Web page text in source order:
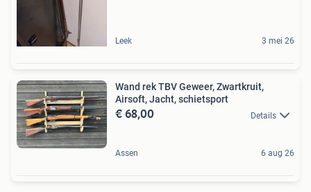
Leek 3 mei 26
Wand rek TBV Geweer, Zwartkruit,
Airsoft, Jacht, schietsport
€ 68,00 Details
Assen 6 aug 26